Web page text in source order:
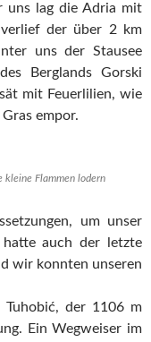
uns lag die Adria mit
der über 2 km
uns der Stausee
Berglands Gorski
mit Feuerlilien, wie
empor.
kleine Flammen lodern
um unser
auch der letzte
wir konnten unseren
der 1106 m
Ein Wegweiser im